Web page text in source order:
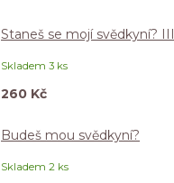
Staneš se mojí svědkyní? III
Skladem 3 ks
260 Kč
Budeš mou svědkyní?
Skladem 2 ks